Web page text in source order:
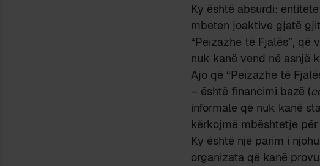
Ky është absurdi:
mbeten joaktive gjatë
“Peizazhe të Fjalës”,
nuk kanë vend në asnjë
Ajo që “Peizazhe të
– është financimi bazë (
informale që nuk kanë
kërkojmë mbështetje
Ky është një parim i
organizata që kanë